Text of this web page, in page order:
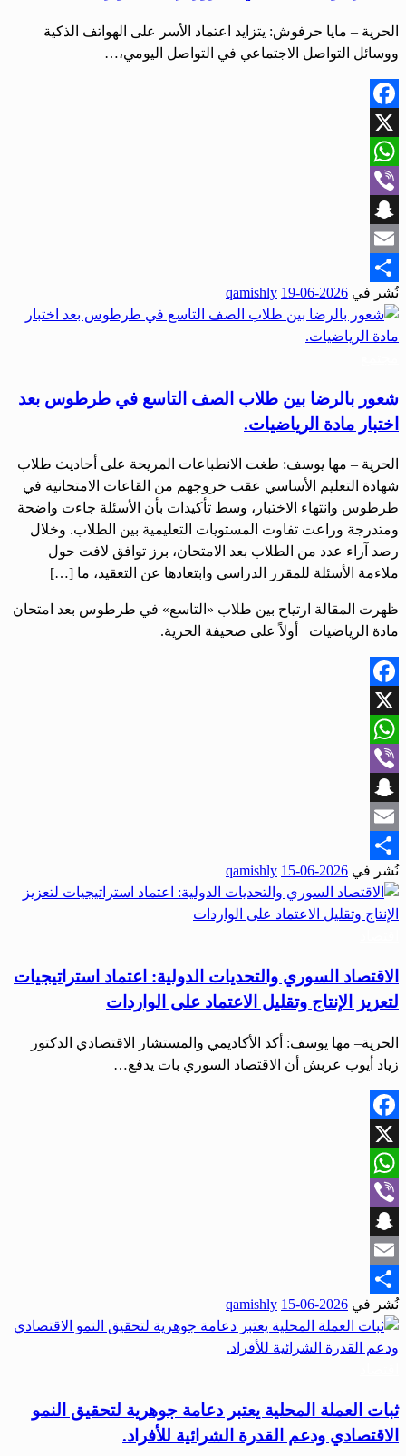
الحرية – مايا حرفوش: يتزايد اعتماد الأسر على الهواتف الذكية
ووسائل التواصل الاجتماعي في التواصل اليومي،…
Facebook
X
WhatsApp
Viber
Snapchat
Email
Share
نُشر في 2026-06-19
qamishly
شعور بالرضا بين طلاب الصف التاسع في طرطوس بعد
اختبار مادة الرياضيات.
الحرية – مها يوسف: طغت الانطباعات المريحة على أحاديث طلاب
شهادة التعليم الأساسي عقب خروجهم من القاعات الامتحانية في
طرطوس وانتهاء الاختبار، وسط تأكيدات بأن الأسئلة جاءت واضحة
ومتدرجة وراعت تفاوت المستويات التعليمية بين الطلاب. وخلال
رصد آراء عدد من الطلاب بعد الامتحان، برز توافق لافت حول
ملاءمة الأسئلة للمقرر الدراسي وابتعادها عن التعقيد، ما […]
ظهرت المقالة ارتياح بين طلاب «التاسع» في طرطوس بعد امتحان
مادة الرياضيات أولاً على صحيفة الحرية.
Facebook
X
WhatsApp
Viber
Snapchat
Email
Share
نُشر في 2026-06-15
qamishly
الاقتصاد السوري والتحديات الدولية: اعتماد استراتيجيات
لتعزيز الإنتاج وتقليل الاعتماد على الواردات
الحرية– مها يوسف: أكد الأكاديمي والمستشار الاقتصادي الدكتور
زياد أيوب عربش أن الاقتصاد السوري بات يدفع…
Facebook
X
WhatsApp
Viber
Snapchat
Email
Share
نُشر في 2026-06-15
qamishly
ثبات العملة المحلية يعتبر دعامة جوهرية لتحقيق النمو
الاقتصادي ودعم القدرة الشرائية للأفراد.